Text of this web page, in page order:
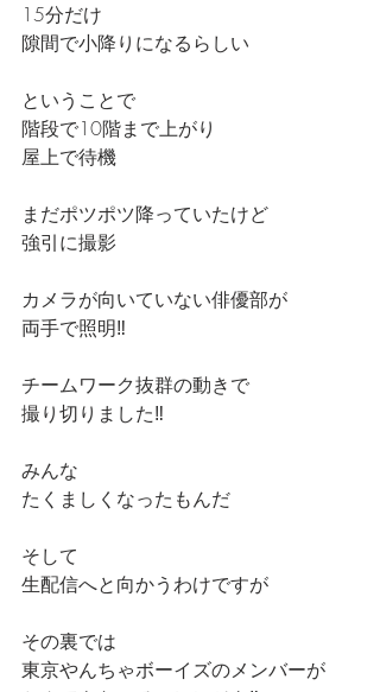
15分だけ
隙間で小降りになるらしい
ということで
階段で10階まで上がり
屋上で待機
まだポツポツ降っていたけど
強引に撮影
カメラが向いていない俳優部が
両手で照明‼️
チームワーク抜群の動きで
撮り切りました‼️
みんな
たくましくなったもんだ
そして
生配信へと向かうわけですが
その裏では
東京やんちゃボーイズのメンバーが